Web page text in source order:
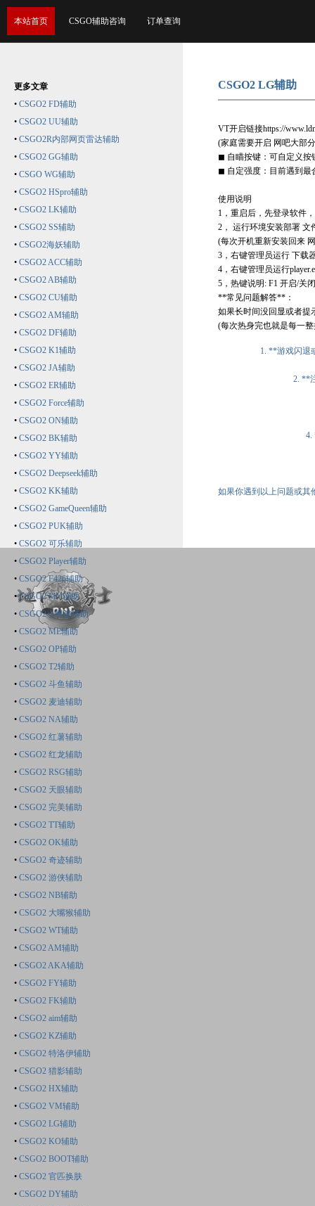
本站首页 CSGO辅助咨询 订单查询
更多文章
• CSGO2 FD辅助
• CSGO2 UU辅助
• CSGO2R内部网页雷达辅助
• CSGO2 GG辅助
• CSGO WG辅助
• CSGO2 HSpro辅助
• CSGO2 LK辅助
• CSGO2 SS辅助
• CSGO2海妖辅助
• CSGO2 ACC辅助
• CSGO2 AB辅助
• CSGO2 CU辅助
• CSGO2 AM辅助
• CSGO2 DF辅助
• CSGO2 K1辅助
• CSGO2 JA辅助
• CSGO2 ER辅助
• CSGO2 Force辅助
• CSGO2 ON辅助
• CSGO2 BK辅助
• CSGO2 YY辅助
• CSGO2 Deepseek辅助
• CSGO2 KK辅助
• CSGO2 GameQueen辅助
• CSGO2 PUK辅助
• CSGO2 可乐辅助
• CSGO2 Player辅助
• CSGO2 F426辅助
•CSGO2 MV辅助
• CSGO2小男孩辅助
• CSGO2 ME辅助
• CSGO2 OP辅助
• CSGO2 T2辅助
• CSGO2 斗鱼辅助
• CSGO2 麦迪辅助
• CSGO2 NA辅助
• CSGO2 红薯辅助
• CSGO2 红龙辅助
• CSGO2 RSG辅助
• CSGO2 天眼辅助
• CSGO2 完美辅助
• CSGO2 TT辅助
• CSGO2 OK辅助
• CSGO2 奇迹辅助
• CSGO2 游侠辅助
• CSGO2 NB辅助
• CSGO2 大嘴猴辅助
• CSGO2 WT辅助
• CSGO2 AM辅助
• CSGO2 AKA辅助
• CSGO2 FY辅助
• CSGO2 FK辅助
• CSGO2 aim辅助
• CSGO2 KZ辅助
• CSGO2 特洛伊辅助
• CSGO2 猎影辅助
• CSGO2 HX辅助
• CSGO2 VM辅助
• CSGO2 LG辅助
• CSGO2 KO辅助
• CSGO2 BOOT辅助
• CSGO2 官匹换肤
• CSGO2 DY辅助
CSGO2 LG辅助
VT开启链接https://
(家庭需要开启 网吧大部
◼ 自瞄按键：可自定义按
◼ 自定强度：目前遇到最
使用说明
1，重启后，先登录软件
2， 运行环境安装部署
(每次开机重新安装回来
3，右键管理员运行 下载
4，右键管理员运行
5，热键说明: F1 开启/关
**常见问题解答**：
如果长时间没回显或者提
(每次热身完也就是每一
1. **游戏闪退
2. **
4.
如果你遇到以上问题或其